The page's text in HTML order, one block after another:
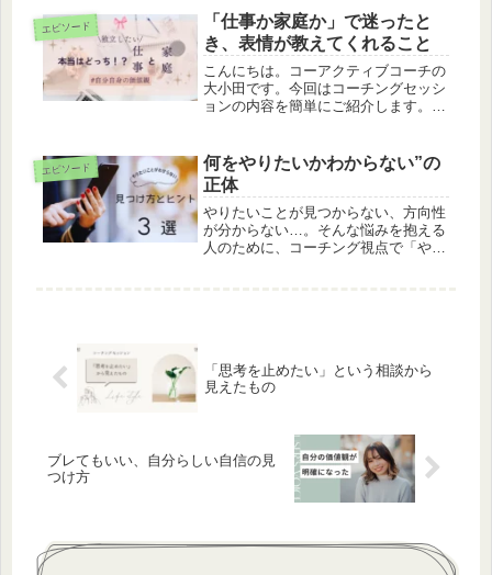
エピソード
「仕事か家庭か」で迷ったと
き、表情が教えてくれること
こんにちは。コーアクティブコーチの
大小田です。今回はコーチングセッシ
ョンの内容を簡単にご紹介します。コ
験に来てくれました。今の職場でやる
気が持てなくなってきて、「そろそろ
独...
エピソード
何をやりたいかわからない”の
正体
やりたいことが見つからない、方向性
が分からない…。そんな悩みを抱える
人のために、コーチング視点で「やり
「思考を止めたい」という相談から
見えたもの
ブレてもいい、自分らしい自信の見
つけ方